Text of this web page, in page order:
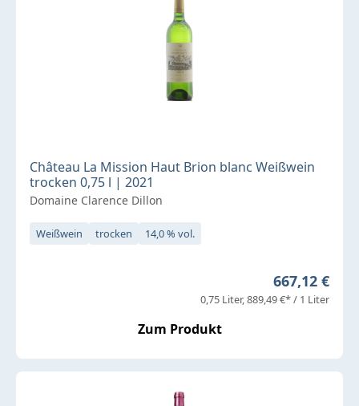
Château La Mission Haut Brion blanc Weißwein
trocken 0,75 l | 2021
Domaine Clarence Dillon
Weißwein trocken 14,0 % vol.
Regulärer
667,12 €
0,75 Liter 889,49 €* / 1 Liter
Zum Produkt